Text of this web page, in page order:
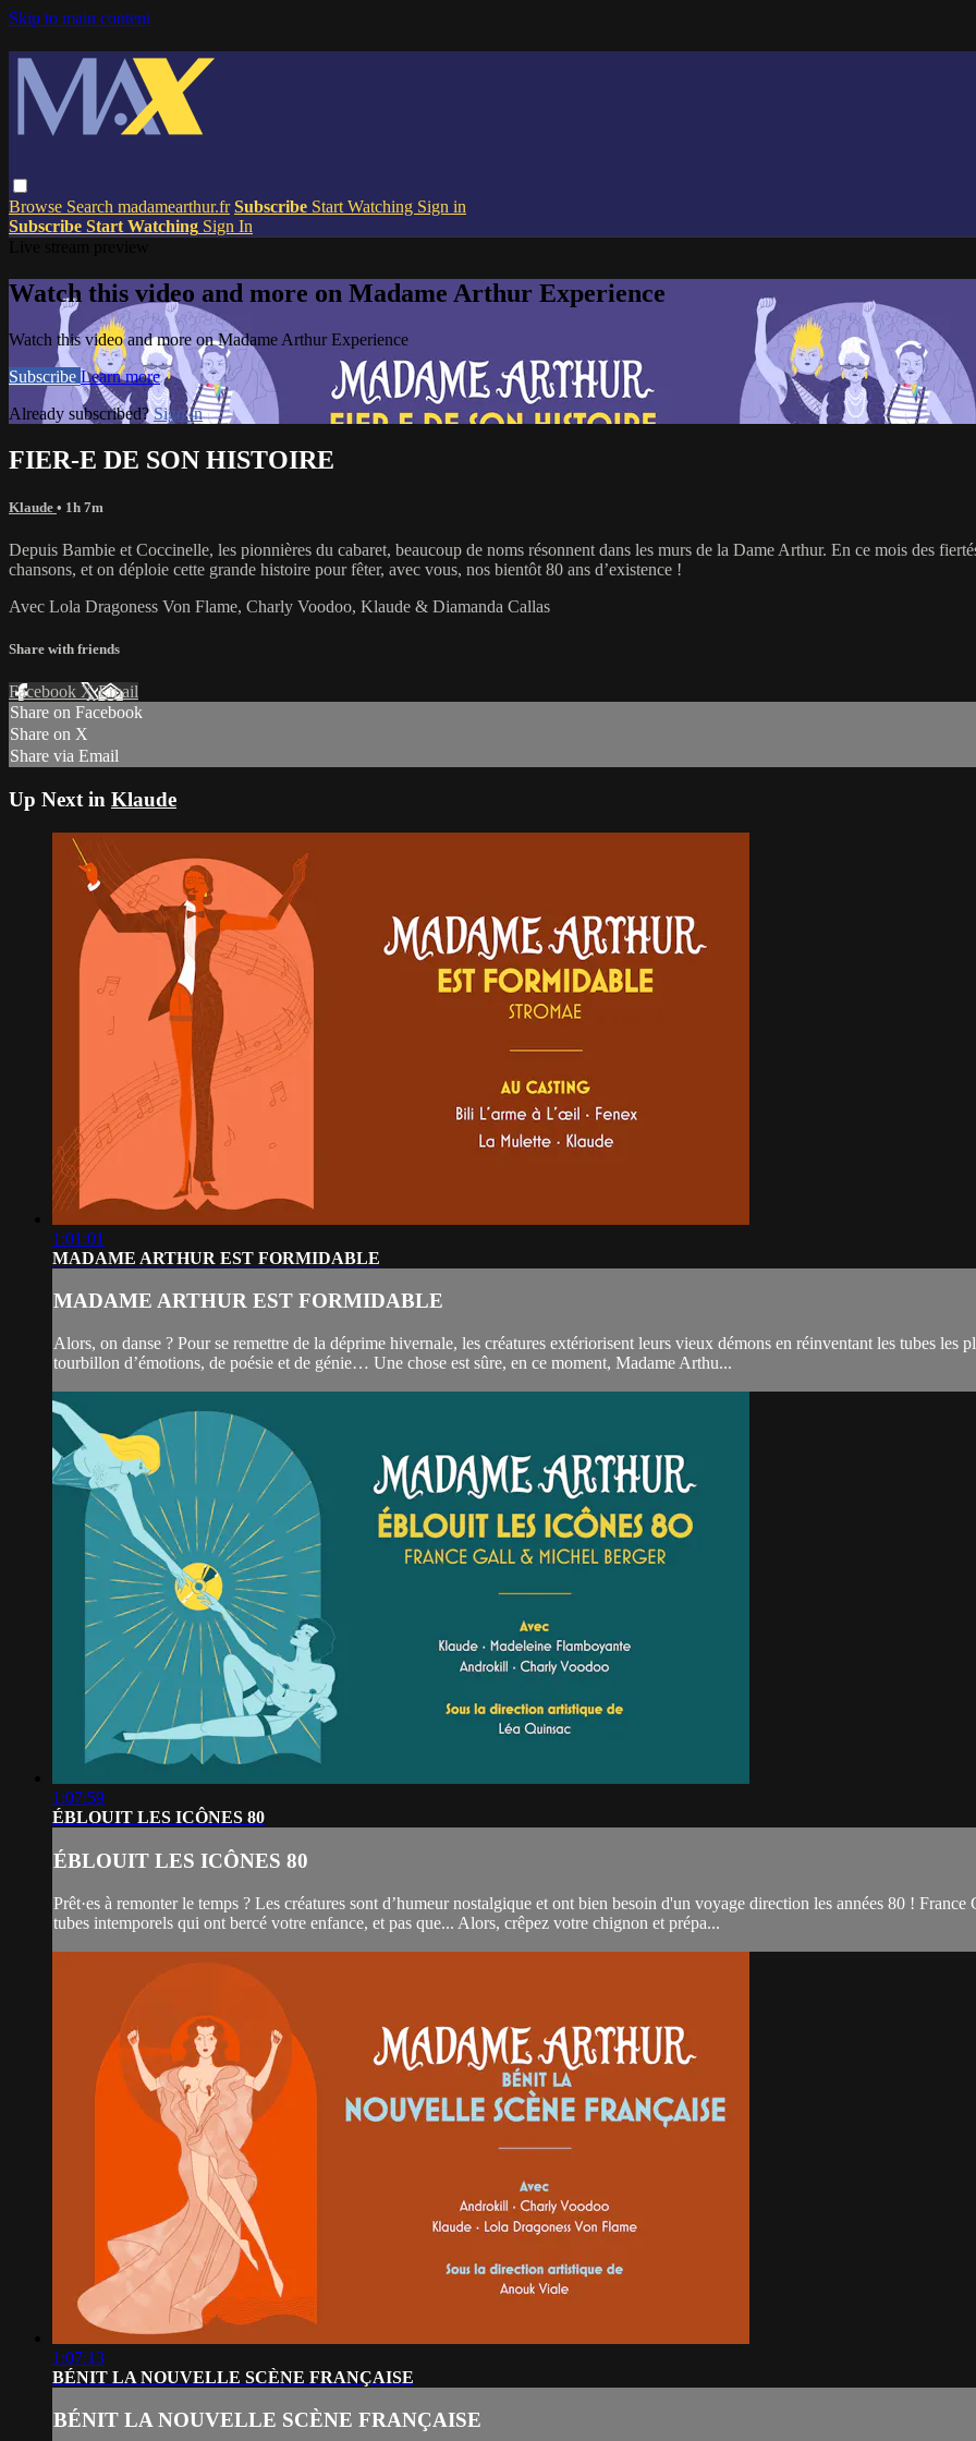
Skip to main content
Browse Search madamearthur.fr Subscribe Start Watching Sign in
Subscribe Start Watching Sign In
Watch this video and more on Madame Arthur Experience
Watch this video and more on Madame Arthur Experience
Subscribe Learn more
Already subscribed?Sign in
FIER-E DE SON HISTOIRE
Klaude • 1h 7m
Depuis Bambie et Coccinelle, les pionnières du cabaret, beaucoup de noms résonnent dans les murs de la Dame Arthur. En ce mois des
chansons, et on déploie cette grande histoire pour fêter, avec vous, nos bientôt 80 ans d’existence !
Avec Lola Dragoness Von Flame, Charly Voodoo, Klaude & Diamanda Callas
Share with friends
Facebook XEmail
Share on Facebook
Share on X
Share via Email
Up Next in Klaude
1:01:01
MADAME ARTHUR EST FORMIDABLE
MADAME ARTHUR EST FORMIDABLE
Alors, on danse ? Pour se remettre de la déprime hivernale, les créatures extériorisent leurs vieux démons en réinventant les tubes les
tourbillon d’émotions, de poésie et de génie… Une chose est sûre, en ce moment, Madame Arthu...
1:07:59
ÉBLOUIT LES ICÔNES 80
ÉBLOUIT LES ICÔNES 80
Prêt·es à remonter le temps ? Les créatures sont d’humeur nostalgique et ont bien besoin d'un voyage direction les années 80 !
tubes intemporels qui ont bercé votre enfance, et pas que... Alors, crêpez votre chignon et prépa...
1:07:13
BÉNIT LA NOUVELLE SCÈNE FRANÇAISE
BÉNIT LA NOUVELLE SCÈNE FRANÇAISE